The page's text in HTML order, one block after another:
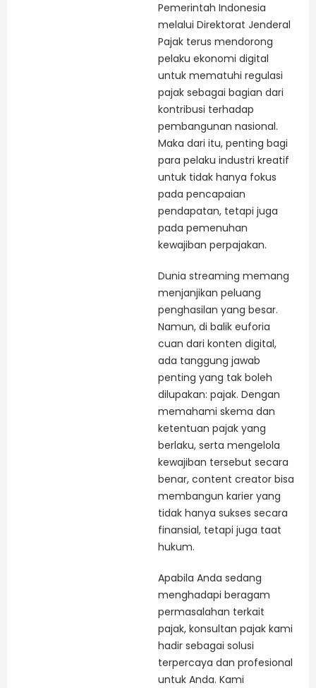
Pemerintah Indonesia
melalui Direktorat Jenderal
Pajak terus mendorong
pelaku ekonomi digital
untuk mematuhi regulasi
pajak sebagai bagian dari
kontribusi terhadap
pembangunan nasional.
Maka dari itu, penting bagi
para pelaku industri kreatif
untuk tidak hanya fokus
pada pencapaian
pendapatan, tetapi juga
pada pemenuhan
kewajiban perpajakan.
Dunia streaming memang
menjanjikan peluang
penghasilan yang besar.
Namun, di balik euforia
cuan dari konten digital,
ada tanggung jawab
penting yang tak boleh
dilupakan: pajak. Dengan
memahami skema dan
ketentuan pajak yang
berlaku, serta mengelola
kewajiban tersebut secara
benar, content creator bisa
membangun karier yang
tidak hanya sukses secara
finansial, tetapi juga taat
hukum.
Apabila Anda sedang
menghadapi beragam
permasalahan terkait
pajak, konsultan pajak kami
hadir sebagai solusi
terpercaya dan profesional
untuk Anda. Kami